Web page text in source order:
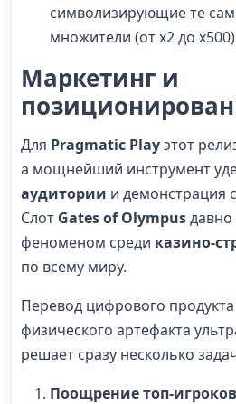
символизирующие те
множители (от x2 до
Маркетинг и
Для Pragmatic Playэтот
а мощнейший инструмент
аудитории и демонстрация
Слот Gates of Olympusдавно
феноменом среди казино-
по всему миру.
Перевод цифрового
физического артефакта
решает сразу несколько
Поощрение топ-